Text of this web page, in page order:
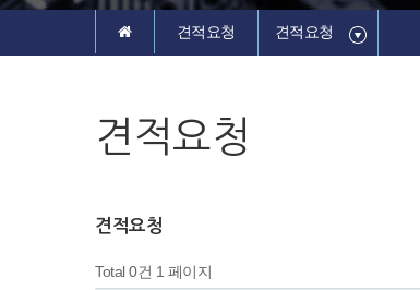
견적요청 견적요청
견적요청
견적요청
Total 0건 1 페이지